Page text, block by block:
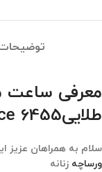
معرفی ساعت
طلاییVersace 6455
سلام به همراهان عزیز
ورساچه زنانه